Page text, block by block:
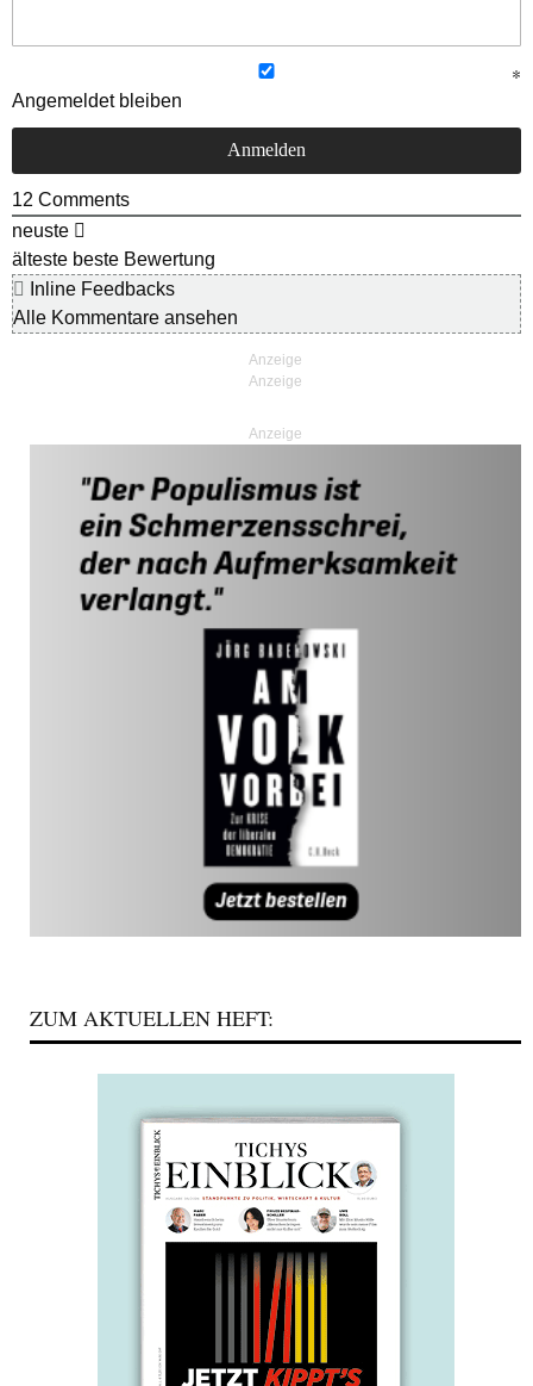
Angemeldet bleiben
12 Comments
neuste
älteste beste Bewertung
Inline Feedbacks
Alle Kommentare ansehen
Anzeige
ZUM AKTUELLEN HEFT: